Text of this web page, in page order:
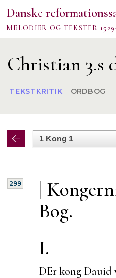
Danske
MELODIER OG TEKSTER 1529-
Christian 3.s
TEKSTKRITIK ORDBOG
|
299
Bog.
I.
DEr kong Dauid